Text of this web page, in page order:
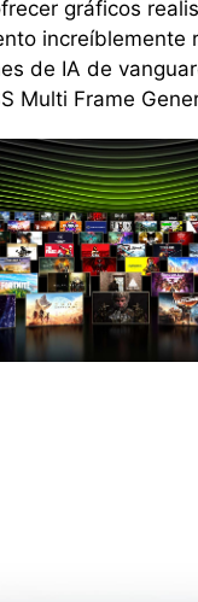
gráficos
increíblemente
de IA de
Multi Frame